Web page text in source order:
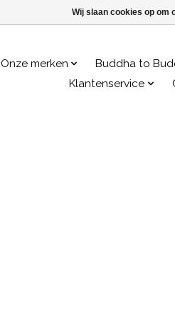
Onze merken Buddha to
Klantenservice
Wij slaan cookies op om